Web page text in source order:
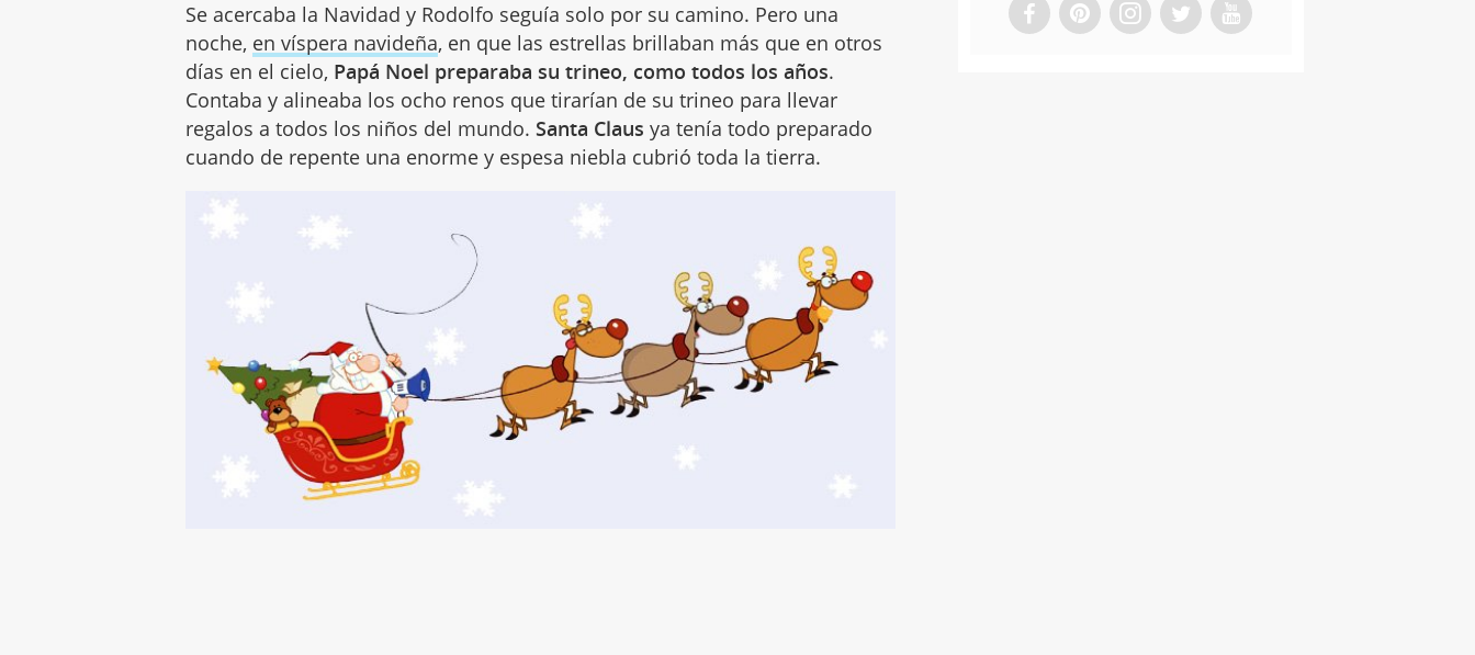
Se acercaba la Navidad y Rodolfo seguía solo por su camino. Pero una
noche, en víspera navideña, en que las estrellas brillaban más que en otros
días en el cielo, Papá Noel preparaba su trineo, como todos los años.
Contaba y alineaba los ocho renos que tirarían de su trineo para llevar
regalos a todos los niños del mundo.Santa Claus ya tenía todo preparado
cuando de repente una enorme y espesa niebla cubrió toda la tierra.